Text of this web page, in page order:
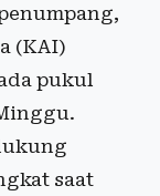
(KAI)
pukul
saat